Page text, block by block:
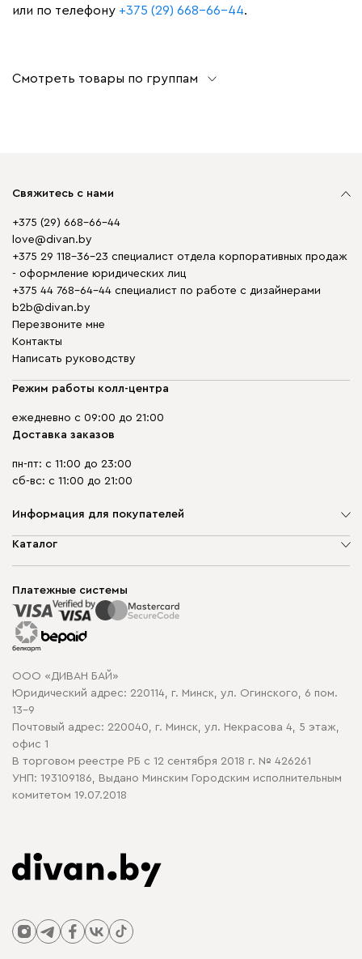
или по телефону +375 (29) 668-66-44.
Смотреть товары по группам
Свяжитесь с нами
+375 (29) 668-66-44
love@divan.by
+375 29 118-36-23 специалист отдела корпоративных продаж
- оформление юридических лиц
+375 44 768-64-44 специалист по работе с дизайнерами
b2b@divan.by
Перезвоните мне
Контакты
Написать руководству
Режим работы колл-центра
ежедневно с 09:00 до 21:00
Доставка заказов
пн-пт: с 11:00 до 23:00
сб-вс: с 11:00 до 21:00
Информация для покупателей
О компании
Способы оплаты
Рассрочка и кредит
Гарантия
Карта сайта
Политика конфиденциальности
Политика в отношении обработки cookie
Каталог
Корпусная мебель
Распродажа мебели
Платежные системы
ООО «ДИВАН БАЙ»
Юридический адрес: 220114, г. Минск, ул. Огинского, 6 пом.
13-9
Почтовый адрес: 220040, г. Минск, ул. Некрасова 4, 5 этаж,
офис 1
В торговом реестре РБ с 12 сентября 2018 г. № 426261
УНП: 193109186, Выдано Минским Городским исполнительным
комитетом 19.07.2018